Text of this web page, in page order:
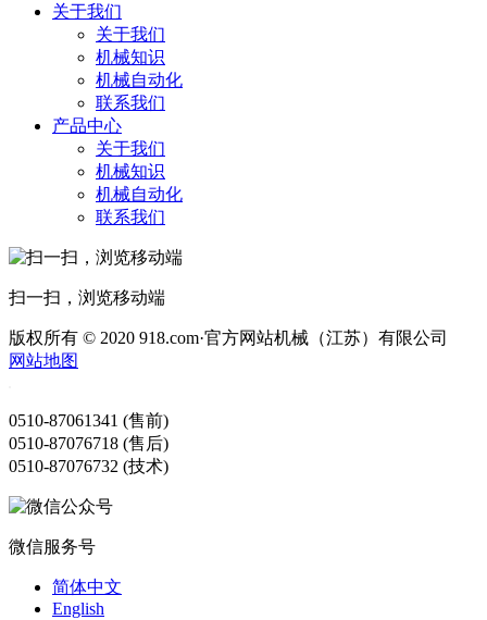
关于我们
关于我们
机械知识
机械自动化
联系我们
产品中心
关于我们
机械知识
机械自动化
联系我们
扫一扫，浏览移动端
版权所有 © 2020 918.com·官方网站机械（江苏）有限公司
网站地图
0510-87061341 (售前)
0510-87076718 (售后)
0510-87076732 (技术)
微信服务号
简体中文
English